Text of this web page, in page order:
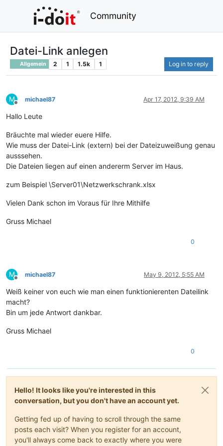
Community
Datei-Link anlegen
Allgemein 2 1 1.5k 1 Log in to reply
M
Offline
michael87 Apr 17, 2012, 9:39 AM
Hallo Leute
Bräuchte mal wieder euere Hilfe.
Wie muss der Datei-Link (extern) bei der Dateizuweißung genau
ausssehen.
Die Dateien liegen auf einen andererm Server im Haus.
zum Beispiel \Server01\Netzwerkschrank.xlsx
Vielen Dank schon im Voraus für Ihre Mithilfe
Gruss Michael
0
M
Offline
michael87 May 9, 2012, 5:55 AM
Weiß keiner von euch wie man einen funktionierenten Dateilink
macht?
Bin um jede Antwort dankbar.
Gruss Michael
0
Hello! It looks like you're interested in this
conversation, but you don't have an account yet.
Getting fed up of having to scroll through the same
posts each visit? When you register for an account,
you'll always come back to exactly where you were